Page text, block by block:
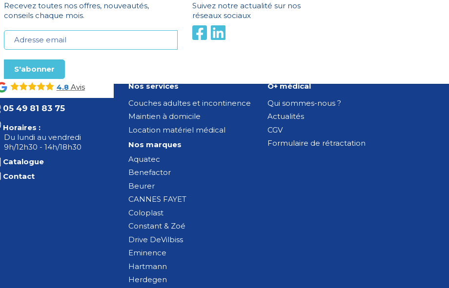
Recevez toutes nos offres, nouveautés,
conseils chaque mois.
Suivez notre actualité sur nos
réseaux sociaux
4.8Avis
05 49 81 83 75
Horaires :
Du lundi au vendredi
9h/12h30 - 14h/18h30
Catalogue
Contact
Nos services
Couches adultes et incontinence
Maintien à domicile
Location matériel médical
Nos marques
Aquatec
Benefactor
Beurer
CANNES FAYET
Coloplast
Constant & Zoé
Drive DeVilbiss
Eminence
Hartmann
Herdegen
O+ médical
Qui sommes-nous ?
Actualités
CGV
Formulaire de rétractation